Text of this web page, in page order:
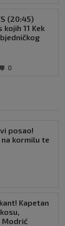
(20:45)
11 Kek
0
posao!
kormilu te
Kapetan
Modrić